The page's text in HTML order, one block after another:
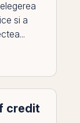
si a
credit